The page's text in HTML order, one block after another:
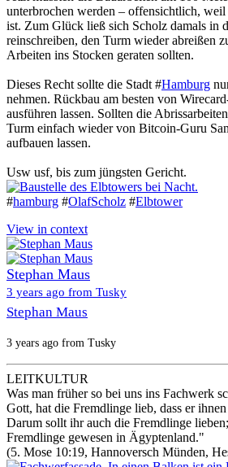
unterbrochen werden – offensichtlich,
ist. Zum Glück ließ sich Scholz damals in
reinschreiben, den Turm wieder abreißen
Arbeiten ins Stocken geraten sollten.
Dieses Recht sollte die Stadt #Hamburg
nehmen. Rückbau am besten von
ausführen lassen. Sollten die
Turm einfach wieder von Bitcoin-Guru
aufbauen lassen.
Usw usf, bis zum jüngsten Gericht.
#hamburg #OlafScholz #Elbtower
View in context
Stephan Maus
3 years ago from Tusky
Stephan Maus
3 years ago from Tusky
LEITKULTUR
Was man früher so bei uns ins Fachwerk
Gott, hat die Fremdlinge lieb, dass er
Darum sollt ihr auch die Fremdlinge
Fremdlinge gewesen in Ägyptenland."
(5. Mose 10:19, Hannoversch Münden,